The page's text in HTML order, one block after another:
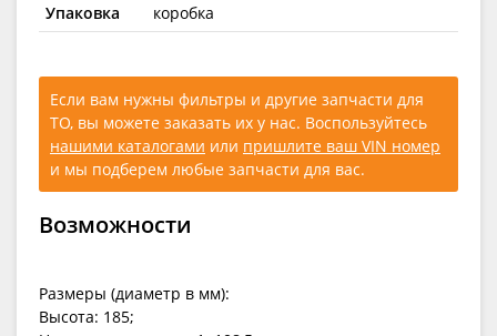
Упаковка
коробка
Если вам нужны фильтры и другие запчасти для
ТО, вы можете заказать их у нас. Воспользуйтесь
нашими каталогами или пришлите ваш VIN номер
и мы подберем любые запчасти для вас.
Возможности
Размеры (диаметр в мм):
Высота: 185;